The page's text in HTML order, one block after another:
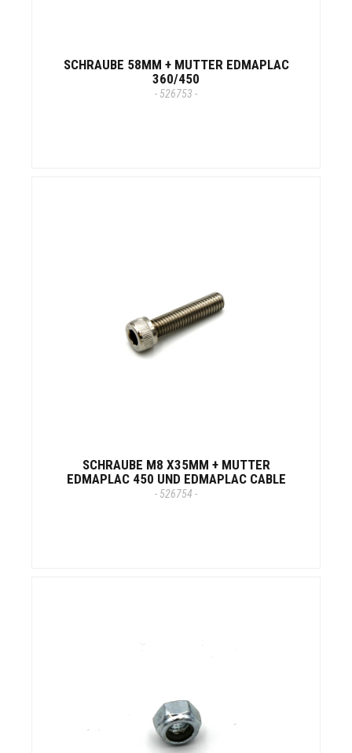
SCHRAUBE 58MM + MUTTER EDMAPLAC
360/450
- 526753 -
SCHRAUBE M8 X35MM + MUTTER
EDMAPLAC 450 UND EDMAPLAC CABLE
- 526754 -